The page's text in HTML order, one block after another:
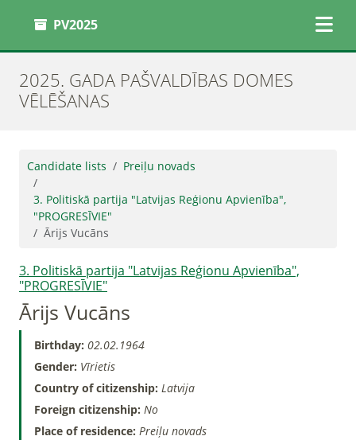
PV2025
2025. GADA PAŠVALDĪBAS DOMES
VĒLĒŠANAS
Candidate lists Preiļu novads
3. Politiskā partija "Latvijas Reģionu Apvienība",
"PROGRESĪVIE"
Ārijs Vucāns
3. Politiskā partija "Latvijas Reģionu Apvienība",
"PROGRESĪVIE"
Ārijs Vucāns
Birthday: 02.02.1964
Gender: Vīrietis
Country of citizenship: Latvija
Foreign citizenship: No
Place of residence: Preiļu novads